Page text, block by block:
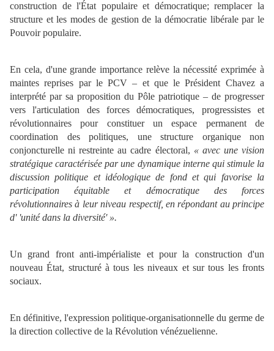
construction de l'État populaire et démocratique; remplacer la
structure et les modes de gestion de la démocratie libérale par le
Pouvoir populaire.
En cela, d'une grande importance relève la nécessité exprimée à
maintes reprises par le PCV – et que le Président Chavez a
interprété par sa proposition du Pôle patriotique – de progresser
vers l'articulation des forces démocratiques, progressistes et
révolutionnaires pour constituer un espace permanent de
coordination des politiques, une structure organique non
conjoncturelle ni restreinte au cadre électoral, « avec une vision
stratégique caractérisée par une dynamique interne qui stimule la
discussion politique et idéologique de fond et qui favorise la
participation équitable et démocratique des forces
révolutionnaires à leur niveau respectif, en répondant au principe
d' 'unité dans la diversité' ».
Un grand front anti-impérialiste et pour la construction d'un
nouveau État, structuré à tous les niveaux et sur tous les fronts
sociaux.
En définitive, l'expression politique-organisationnelle du germe de
la direction collective de la Révolution vénézuelienne.